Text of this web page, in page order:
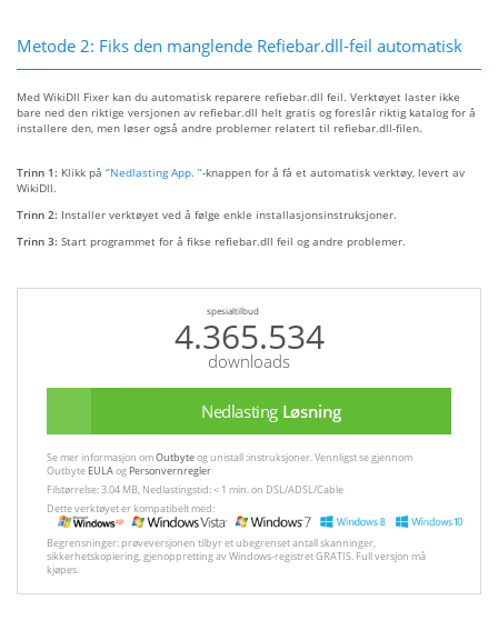
Metode 2: Fiks den manglende Refiebar.dll-feil automatisk
Med WikiDll Fixer kan du automatisk reparere refiebar.dll feil. Verktøyet laster ikke
bare ned den riktige versjonen av refiebar.dll helt gratis og foreslår riktig katalog for å
installere den, men løser også andre problemer relatert til refiebar.dll-filen.
Trinn 1: Klikk på “Nedlasting App. ”-knappen for å få et automatisk verktøy, levert av
WikiDll.
Trinn 2: Installer verktøyet ved å følge enkle installasjonsinstruksjoner.
Trinn 3: Start programmet for å fikse refiebar.dll feil og andre problemer.
spesialtilbud
4.365.534
downloads
Nedlasting Løsning
Se mer informasjon omOutbyteog unistall :instruksjoner. Vennligst se gjennom
Outbyte EULAog Personvernregler
Filstørrelse: 3.04 MB, Nedlastingstid: < 1 min. on DSL/ADSL/Cable
Dette verktøyet er kompatibelt med:
Begrensninger: prøveversjonen tilbyr et ubegrenset antall skanninger,
sikkerhetskopiering, gjenoppretting av Windows-registret GRATIS. Full versjon må
kjøpes.